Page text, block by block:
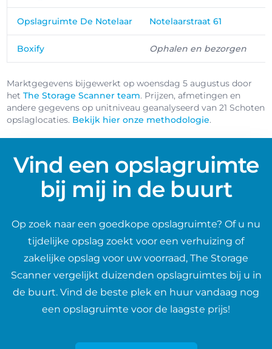
Opslagruimte De Notelaar Notelaarstraat 61
Boxify Ophalen en bezorgen
Marktgegevens bijgewerkt op woensdag 5 augustus door
hetThe Storage Scanner team. Prijzen, afmetingen en
andere gegevens op unitniveau geanalyseerd van 21 Schoten
opslaglocaties. Bekijk hier onze methodologie.
Vind een opslagruimte
bij mij in de buurt
Op zoek naar een goedkope opslagruimte? Of u nu
tijdelijke opslag zoekt voor een verhuizing of
zakelijke opslag voor uw voorraad, The Storage
Scanner vergelijkt duizenden opslagruimtes bij u in
de buurt. Vind de beste plek en huur vandaag nog
een opslagruimte voor de laagste prijs!